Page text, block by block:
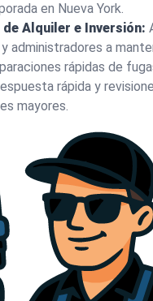
en Nueva York.
Alquiler e Inversión:
administradores a
rápidas de
rápida y
mayores.